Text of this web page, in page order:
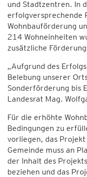
und Stadtzentren. In
erfolgversprechende
Wohnbauförderung
214 Wohneinheiten
zusätzliche
„Aufgrund des
Belebung unserer
Sonderförderung bis
Landesrat Mag.
Für die erhöhte
Bedingungen zu
vorliegen, das
Gemeinde muss an
der Inhalt des
beziehen und das